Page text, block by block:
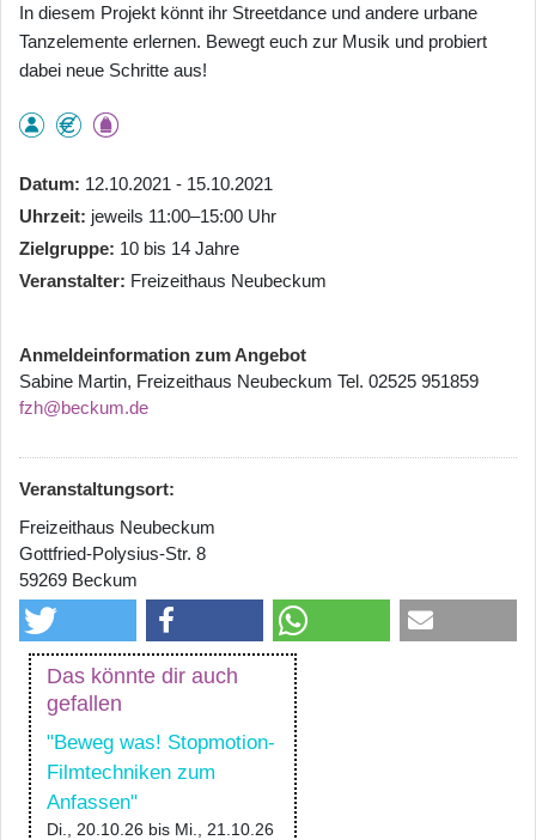
In diesem Projekt könnt ihr Streetdance und andere urbane
Tanzelemente erlernen. Bewegt euch zur Musik und probiert
dabei neue Schritte aus!
Datum 12.10.2021 - 15.10.2021
Uhrzeit jeweils 11:00–15:00 Uhr
Zielgruppe 10 bis 14 Jahre
Veranstalter Freizeithaus Neubeckum
Anmeldeinformation zum Angebot
Sabine Martin, Freizeithaus Neubeckum Tel. 02525 951859
fzh@beckum.de
Veranstaltungsort:
Freizeithaus Neubeckum
Gottfried-Polysius-Str. 8
59269 Beckum
Das könnte dir auch
gefallen
"Beweg was! Stopmotion-
Filmtechniken zum
Anfassen"
Di., 20.10.26 bis Mi., 21.10.26